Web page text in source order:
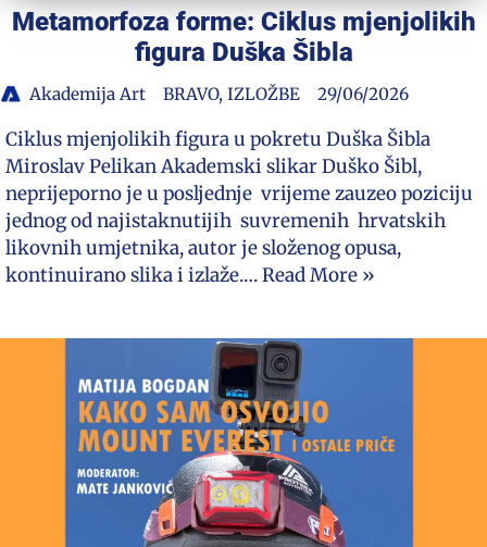
Metamorfoza forme: Ciklus mjenjolikih
figura Duška Šibla
Akademija Art BRAVO, IZLOŽBE 29/06/2026
Ciklus mjenjolikih figura u pokretu Duška Šibla
Miroslav Pelikan Akademski slikar Duško Šibl,
neprijeporno je u posljednje vrijeme zauzeo poziciju
jednog od najistaknutijih suvremenih hrvatskih
likovnih umjetnika, autor je složenog opusa,
kontinuirano slika i izlaže.…Read More »